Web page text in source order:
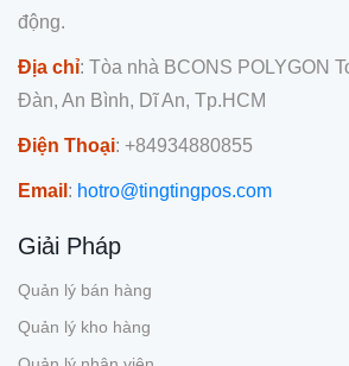
động.
Địa chỉ: Tòa nhà BCONS POLYGON
Đàn, An Bình, Dĩ An, Tp.HCM
Điện Thoại: +84934880855
Email : hotro@tingtingpos.com
Giải Pháp
Quản lý bán hàng
Quản lý kho hàng